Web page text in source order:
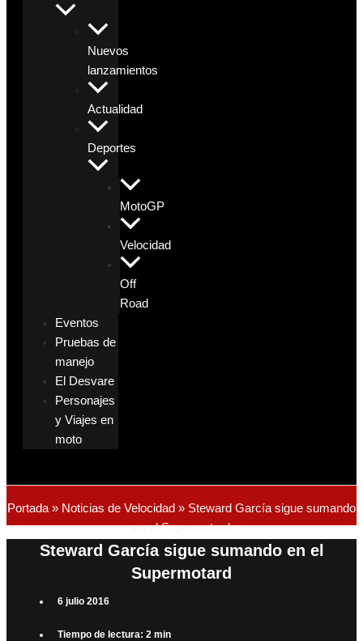
Nuevos
lanzamientos
Actualidad
Deportes
MotoGP
Velocidad
Off
Road
Eventos
Pruebas de
manejo
El Desvare
Personajes
y Viajes en
moto
Portada » Noticias de Velocidad » Steward García sigue sumando
en el Supermotard
Steward García sigue sumando en el
Supermotard
6 julio 2016
Tiempo de lectura: 2 min